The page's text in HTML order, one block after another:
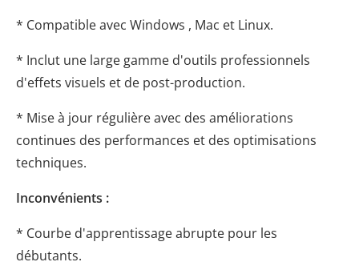
* Compatible avec Windows , Mac et Linux.
* Inclut une large gamme d'outils professionnels
d'effets visuels et de post-production.
* Mise à jour régulière avec des améliorations
continues des performances et des optimisations
techniques.
Inconvénients :
* Courbe d'apprentissage abrupte pour les
débutants.